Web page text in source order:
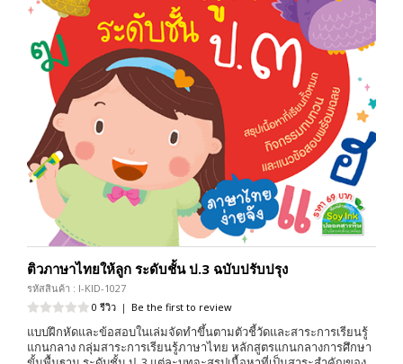
ติวภาษาไทยให้ลูก ระดับชั้น ป.3 ฉบับปรับปรุง
รหัสสินค้า : I-KID-1027
0 รีวิว | Be the first to review
แบบฝึกหัดและข้อสอบในเล่มจัดทำขึ้นตามตัวชี้วัดและสาระการเรียนรู้
แกนกลาง กลุ่มสาระการเรียนรู้ภาษาไทย หลักสูตรแกนกลางการศึกษา